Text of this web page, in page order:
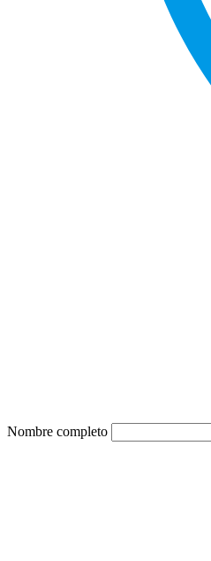
Nombre completo